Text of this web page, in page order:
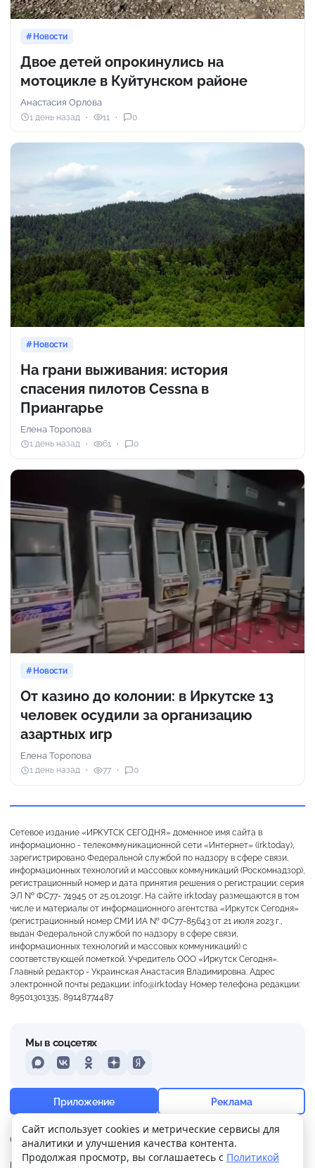
+15° Сильная морось
Ощущается как +15
19 м/с 760 мм 81%
Новости
Двое детей опрокинулись на
мотоцикле в Куйтунском районе
Анастасия Орлова
1 день назад 11 0
Новости
На грани выживания: история
спасения пилотов Cessna в
Приангарье
Елена Торопова
1 день назад 61 0
Новости
От казино до колонии: в Иркутске 13
человек осудили за организацию
азартных игр
Елена Торопова
1 день назад 77 0
Сетевое издание «ИРКУТСК СЕГОДНЯ» доменное имя сайта в
информационно - телекоммуникационной сети «Интернет» (irk.today),
зарегистрировано Федеральной службой по надзору в сфере связи,
информационных технологий и массовых коммуникаций (Роскомнадзор),
регистрационный номер и дата принятия решения о регистрации: серия
ЭЛ № ФС77- 74945 от 25.01.2019г. На сайте irk.today размещаются в том
числе и материалы от информационного агентства «Иркутск Сегодня»
(регистрационный номер СМИ ИА № ФС77-85643 от 21 июля 2023 г.,
выдан Федеральной службой по надзору в сфере связи,
информационных технологий и массовых коммуникаций) с
соответствующей пометкой. Учредитель ООО «Иркутск Сегодня».
Главный редактор - Украинская Анастасия Владимировна. Адрес
электронной почты редакции: info@irk.today Номер телефона редакции:
89501301335, 89148774487
О нас Контакты Прислать новость
Реклама
Политика
Мы в соцсетях
MAXVKontakteOdnoklassniki
DzenYandex
Приложение Реклама
Сайт использует cookies и метрические сервисы для
аналитики и улучшения качества контента.
Продолжая просмотр, вы соглашаетесь с Политикой